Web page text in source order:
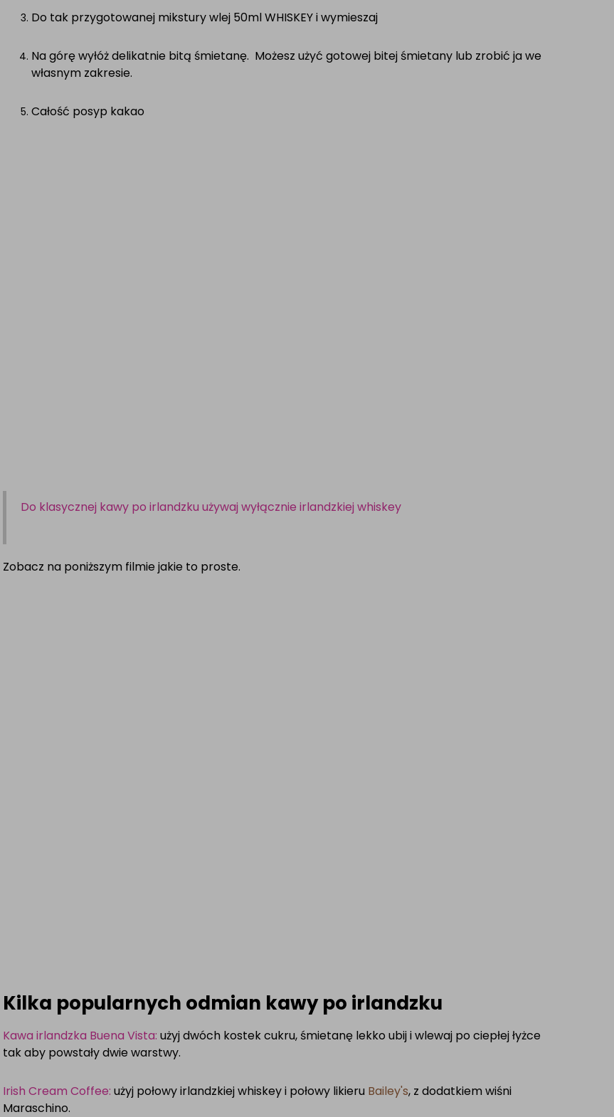
Do tak przygotowanej mikstury wlej 50ml WHISKEY i wymieszaj
Na górę wyłóż delikatnie bitą śmietanę. Możesz użyć gotowej bitej śmietany lub zrobić ja we
własnym zakresie.
Całość posyp kakao
Do klasycznej kawy po irlandzku używaj wyłącznie irlandzkiej whiskey
Zobacz na poniższym filmie jakie to proste.
Kilka popularnych odmian kawy po irlandzku
Kawa irlandzka Buena Vista: użyj dwóch kostek cukru, śmietanę lekko ubij i wlewaj po ciepłej łyżce
tak aby powstały dwie warstwy.
Irish Cream Coffee: użyj połowy irlandzkiej whiskey i połowy likieru Bailey's, z dodatkiem wiśni
Maraschino.